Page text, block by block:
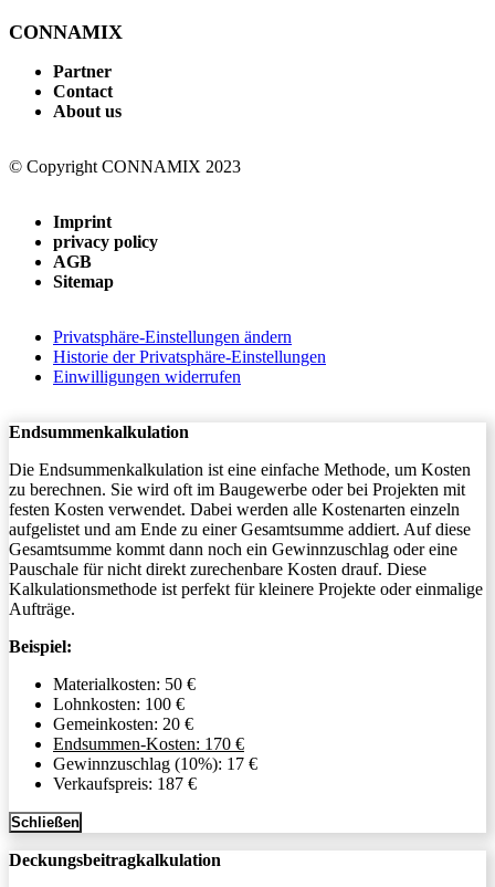
CONNAMIX
Partner
Contact
About us
© Copyright CONNAMIX 2023
Imprint
privacy policy
AGB
Sitemap
Privatsphäre-Einstellungen ändern
Historie der Privatsphäre-Einstellungen
Einwilligungen widerrufen
Endsummenkalkulation
Die Endsummenkalkulation ist eine einfache Methode, um Kosten
zu berechnen. Sie wird oft im Baugewerbe oder bei Projekten mit
festen Kosten verwendet. Dabei werden alle Kostenarten einzeln
aufgelistet und am Ende zu einer Gesamtsumme addiert. Auf diese
Gesamtsumme kommt dann noch ein Gewinnzuschlag oder eine
Pauschale für nicht direkt zurechenbare Kosten drauf. Diese
Kalkulationsmethode ist perfekt für kleinere Projekte oder einmalige
Aufträge.
Beispiel:
Materialkosten: 50 €
Lohnkosten: 100 €
Gemeinkosten: 20 €
Endsummen-Kosten: 170 €
Gewinnzuschlag (10%): 17 €
Verkaufspreis: 187 €
Schließen
Deckungsbeitragkalkulation